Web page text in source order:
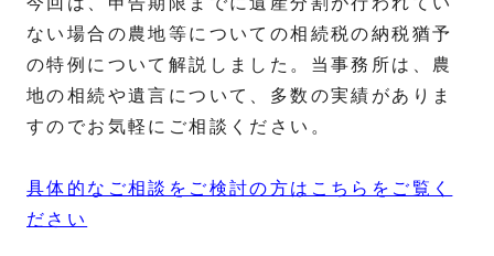
ない場合の農地等についての相続税の納税猶予
の特例について解説しました。当事務所は、農
地の相続や遺言について、多数の実績がありま
すのでお気軽にご相談ください。
具体的なご相談をご検討の方はこちらをご覧く
ださい